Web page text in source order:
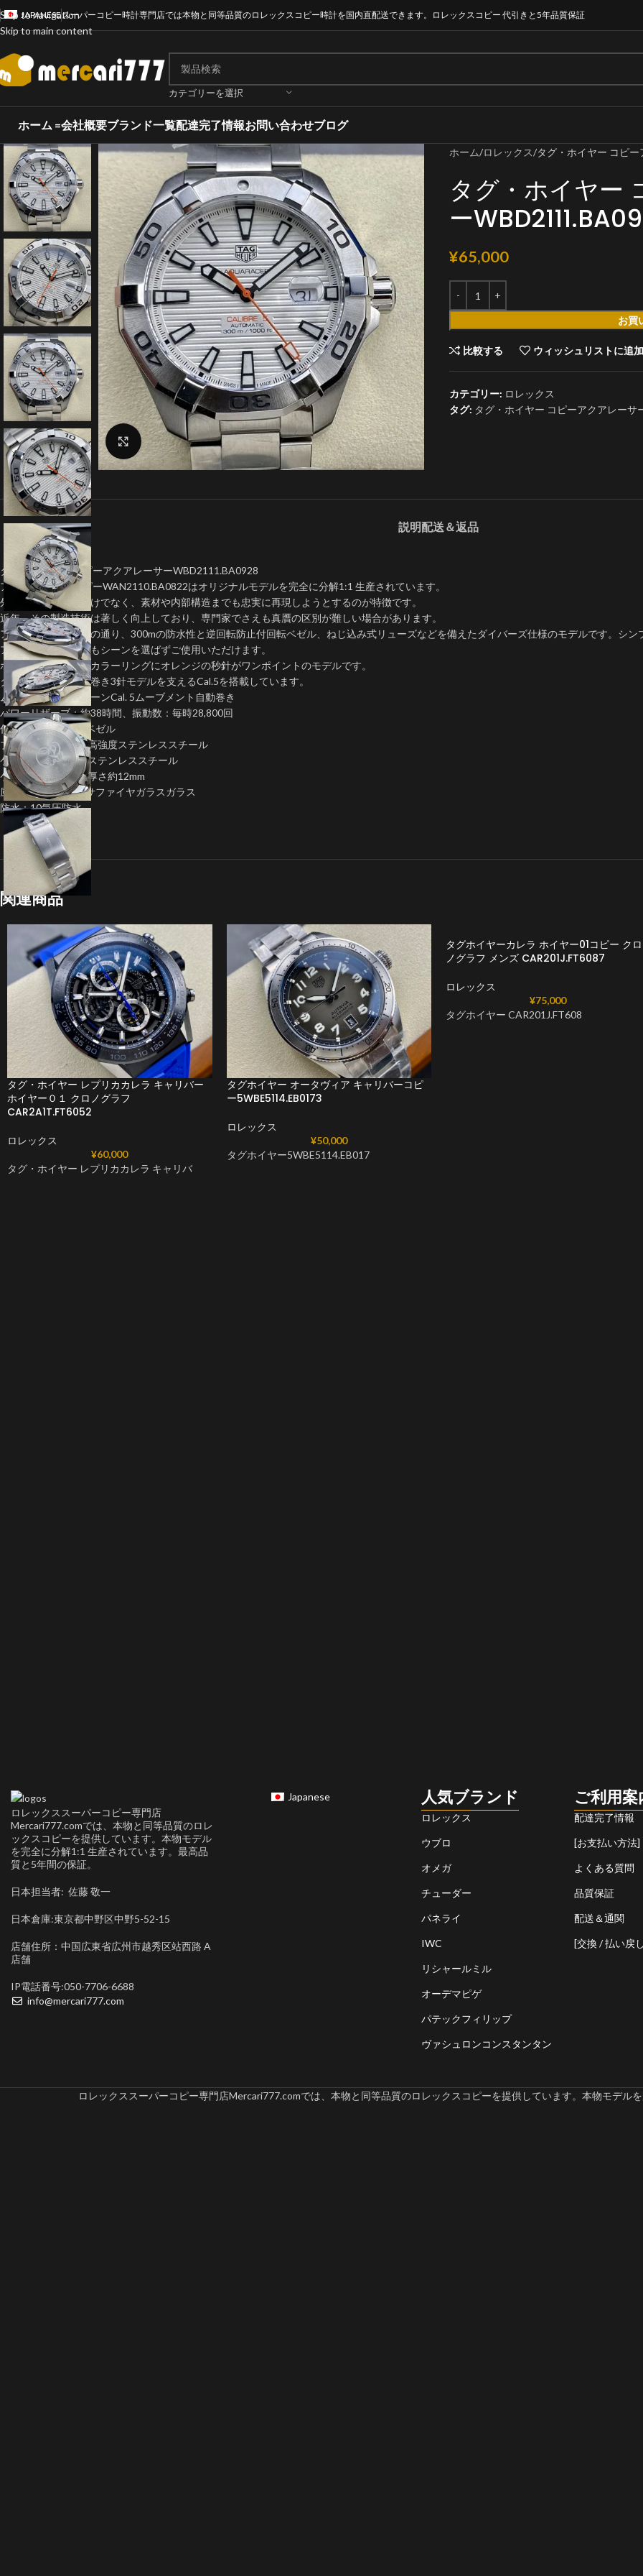
Skip to navigation
Skip to main content
JAPANESEスーパーコピー時計専門店では本物と同等品質のロレックスコピー時計を国内直配送できます。ロレックスコピー 代引きと5年品質保証
カテゴリーを選択
ホーム =会社概要ブランド一覧配達完了情報お問い合わせブログ
クリックで拡大
ホーム ロレックス タグ・ホイヤー コピ
タグ・ホイヤー
ー
¥65,000
お買
比較する ウィッシュリストに追
カテゴリー: ロレックス
タグ: タグ・ホイヤー コピーアクアレーサ
説明配送＆返品
タグ・ホイヤー コピーアクアレーサーWBD2111.BA0928
アクアレーサー コピーWAN2110.BA0822はオリジナルモデルを完全に分解1:1 生産されています。
外見上のデザインだけでなく、素材や内部構造までも忠実に再現しようとするのが特徴です。
近年、その製造技術は著しく向上しており、専門家でさえも真贋の区別が難しい場合があります。
アクアレーサーの名の通り、300mの防水性と逆回転防止付回転ベゼル、ねじ込み式リューズなどを備えたダイバーズ仕様のモデルです。シ
アルにもビジネスにもシーンを選ばずご使用いただけます。
ホワイトの爽やかなカラーリングにオレンジの秒針がワンポイントのモデルです。
タグホイヤーの自動巻き3針モデルを支えるCal.5を搭載しています。
ムーブメント：クローンCal. 5ムーブメント自動巻き
パワーリザーブ：約38時間、振動数：毎時28,800回
仕様:日付表示 回転ベゼル
ブレスレット: 904L高強度ステンレススチール
ケース: 904L高強度ステンレススチール
ケースサイズ41mm厚さ約12mm
風防: 反射防止加工サファイヤガラスガラス
防水：10気圧防水
関連商品
タグ・ホイヤー レプリカカレラ キャリバー
ホイヤー０１ クロノグラフ
CAR2A1T.FT6052
ロレックス
¥60,000
タグ・ホイヤー レプリカカレラ キャリバ
タグホイヤー オータヴィア キャリバーコピ
ー5WBE5114.EB0173
ロレックス
¥50,000
タグホイヤー5WBE5114.EB017
タグホイヤーカレラ ホイヤー01コピー クロ
ノグラフ メンズ CAR201J.FT6087
ロレックス
¥75,000
タグホイヤー CAR201J.FT608
ロレックススーパーコピー専門店
Mercari777.comでは、本物と同等品質のロレ
ックスコピーを提供しています。本物モデル
を完全に分解1:1 生産されています。最高品
質と5年間の保証。
日本担当者: 佐藤 敬一
日本倉庫:東京都中野区中野5-52-15
店舗住所：中国広東省広州市越秀区站西路 A
店舗
IP電話番号:050-7706-6688
info@mercari777.com
Japanese 人気ブランド
ロレックス
ウブロ
オメガ
チューダー
パネライ
IWC
リシャールミル
オーデマピゲ
パテックフィリップ
ヴァシュロンコンスタンタン
ご利用案
配達完了情報
[お支払い方法]
よくある質問
品質保証
配送＆通関
[交換 / 払い戻
ロレックススーパーコピー専門店Mercari777.comでは、本物と同等品質のロレックスコピーを提供しています。本物モデル